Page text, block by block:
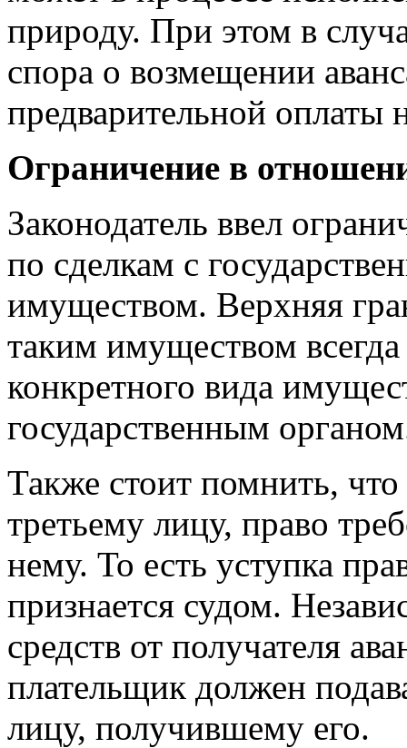
природу. При этом в
спора о возмещении
предварительной оплаты
Ограничение в
Законодатель ввел
по сделкам с
имуществом. Верхняя
таким имуществом всегда
конкретного вида
государственным
Также стоит помнить, что
третьему лицу, право
нему. То есть уступка
признается судом.
средств от получателя
плательщик должен
лицу, получившему его.